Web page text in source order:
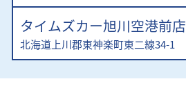
タイムズカー旭川空港前店
北海道上川郡東神楽町東二線34-1